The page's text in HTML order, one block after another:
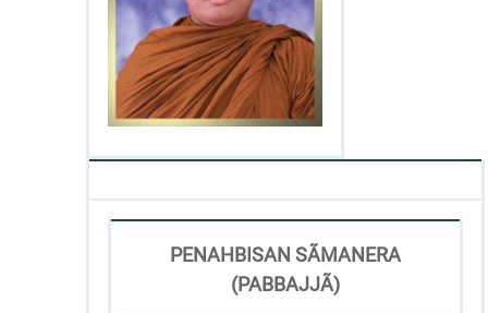
PENAHBISAN SÃMANERA
(PABBAJJÃ)